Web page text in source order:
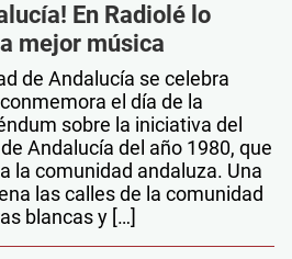
En Radiolé lo
mejor música
de Andalucía se celebra
el día de la
sobre la iniciativa del
Andalucía del año 1980, que
la comunidad andaluza. Una
las calles de la comunidad
blancas y […]